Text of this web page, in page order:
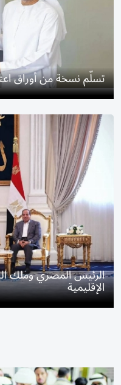
تسلّم نسخة من أوراق
الرئيس المصري وملك
الإقليمية